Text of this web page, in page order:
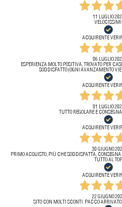
11 LUGLIO
VELOCISSIMI!
ACQUIRENTE
06 LUGLIO
ESPERIENZA MOLTO POSITIVA, TROVATO PER
SODDISFATTO (OGNI AVANZAMENTO
ACQUIRENTE
01 LUGLIO
TUTTO REGOLARE E
ACQUIRENTE
30 GIUGNO
PRIMO ACQUISTO, PIÙ CHE SODDISFATTA,
TUTTO AL TOP
ACQUIRENTE
22 GIUGNO
SITO CON MOLTI SCONTI. PACCO